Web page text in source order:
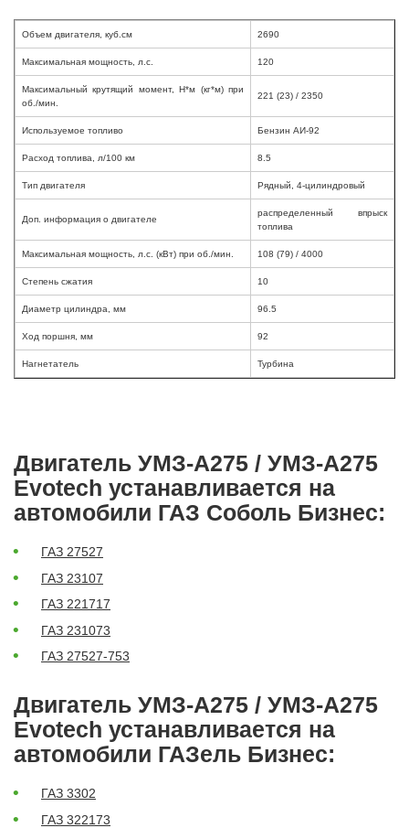
Объем двигателя, куб.см 2690
Максимальная мощность, л.с. 120
Максимальный крутящий момент, Н*м (кг*м) при
об./мин.
221 (23) / 2350
Используемое топливо Бензин АИ-92
Расход топлива, л/100 км 8.5
Тип двигателя Рядный, 4-цилиндровый
Доп. информация о двигателе
распределенный впрыск
топлива
Максимальная мощность, л.с. (кВт) при об./мин. 108 (79) / 4000
Степень сжатия 10
Диаметр цилиндра, мм 96.5
Ход поршня, мм 92
Нагнетатель Турбина
Двигатель УМЗ-А275 / УМЗ-А275
Evotech устанавливается на
автомобили ГАЗ Соболь Бизнес:
ГАЗ 27527
ГАЗ 23107
ГАЗ 221717
ГАЗ 231073
ГАЗ 27527-753
Двигатель УМЗ-А275 / УМЗ-А275
Evotech устанавливается на
автомобили ГАЗель Бизнес:
ГАЗ 3302
ГАЗ 322173